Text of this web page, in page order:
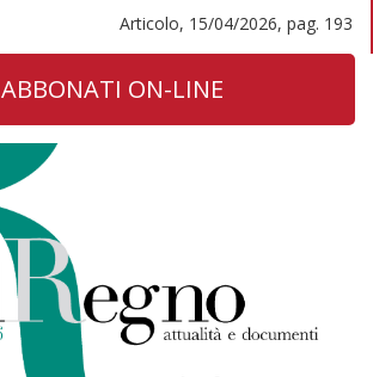
Articolo, 15/04/2026, pag. 193
ABBONATI ON-LINE